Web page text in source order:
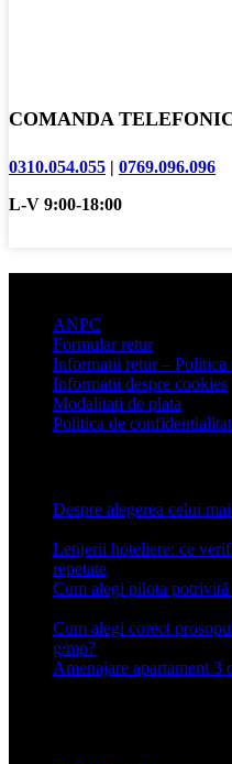
COMANDA
0310.054.055 | 0769.096.096
L-V 9:00-18:00
ANPC
Formular retur
Informatii retur – Politica
Informatii despre cookies
Modalitati de plata
Politica de
Despre alegerea celui
Lenjerii hoteliere: ce
repetate
Cum alegi pilota potrivită
Cum alegi corect
g/mp?
Amenajare apartament 3